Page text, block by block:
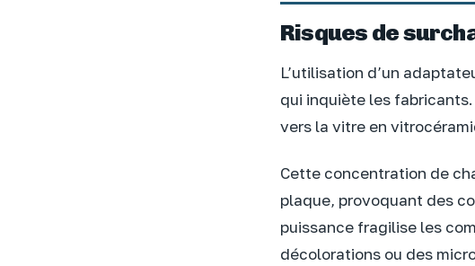
Risques de
L’utilisation d’un
qui inquiète les
vers la vitre en
Cette concentration de
plaque, provoquant des
puissance fragilise les
décolorations ou des